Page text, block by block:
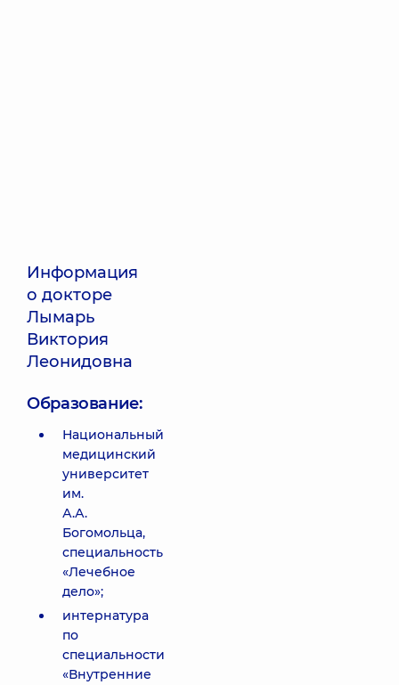
Информация
о докторе
Лымарь
Виктория
Леонидовна
Образование:
Национальный
медицинский
университет
им.
А.А.
Богомольца,
специальность
«Лечебное
дело»;
интернатура
по
специальности
«Внутренние